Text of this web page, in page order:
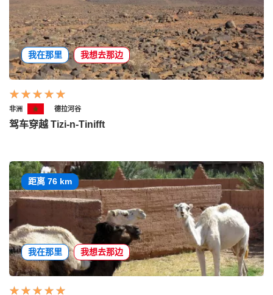
我在那里 我想去那边
非洲 德拉河谷
驾车穿越 Tizi-n-Tinifft
距离 76 km
我在那里 我想去那边